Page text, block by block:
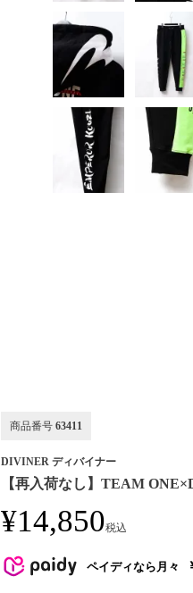
商品番号 63411
DIVINER ディバイナー
【再入荷なし】TEAM
¥14,850税込
ペイディなら月々